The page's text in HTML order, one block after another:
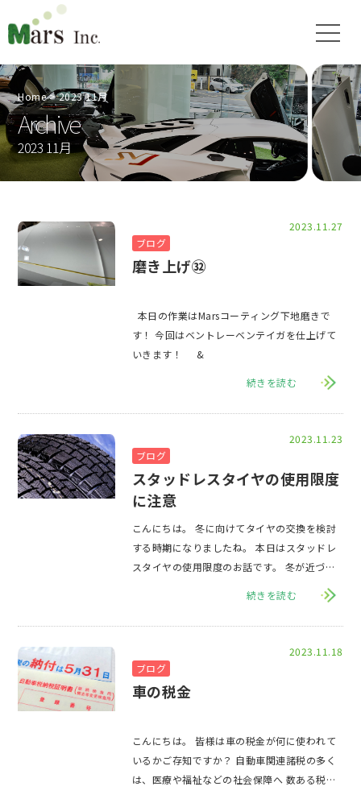
Home 2023 11月
Archive
2023 11月
2023.11.27
ブログ
磨き上げ㉜
す！ 今回はベントレーベンテイガを仕上げて
いきます！ &
続きを読む
2023.11.23
ブログ
スタッドレスタイヤの使用限度
に注意
こんにちは。 冬に向けてタイヤの交換を検討
する時期になりましたね。 本日はスタッドレ
スタイヤの使用限度のお話です。 冬が近づく
続きを読む
2023.11.18
ブログ
車の税金
こんにちは。 皆様は車の税金が何に使われて
いるかご存知ですか？ 自動車関連諸税の多く
は、医療や福祉などの社会保障へ 数ある税金